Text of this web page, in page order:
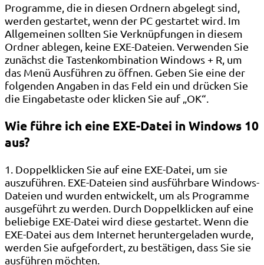
Programme, die in diesen Ordnern abgelegt sind,
werden gestartet, wenn der PC gestartet wird. Im
Allgemeinen sollten Sie Verknüpfungen in diesem
Ordner ablegen, keine EXE-Dateien. Verwenden Sie
zunächst die Tastenkombination Windows + R, um
das Menü Ausführen zu öffnen. Geben Sie eine der
folgenden Angaben in das Feld ein und drücken Sie
die Eingabetaste oder klicken Sie auf „OK“.
Wie führe ich eine EXE-Datei in Windows 10
aus?
1. Doppelklicken Sie auf eine EXE-Datei, um sie
auszuführen. EXE-Dateien sind ausführbare Windows-
Dateien und wurden entwickelt, um als Programme
ausgeführt zu werden. Durch Doppelklicken auf eine
beliebige EXE-Datei wird diese gestartet. Wenn die
EXE-Datei aus dem Internet heruntergeladen wurde,
werden Sie aufgefordert, zu bestätigen, dass Sie sie
ausführen möchten.